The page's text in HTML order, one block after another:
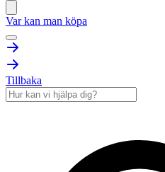
Var kan man köpa
Tillbaka